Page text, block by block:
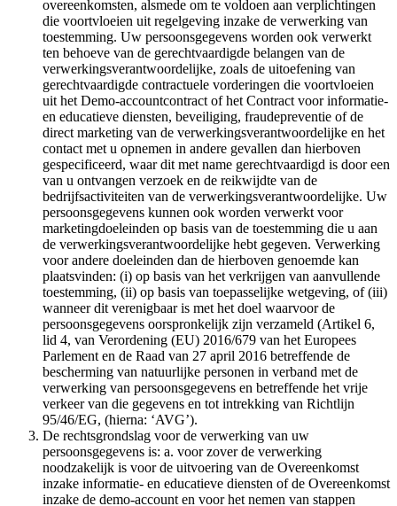
overeenkomsten, alsmede om te voldoen aan verplichtingen
die voortvloeien uit regelgeving inzake de verwerking van
toestemming. Uw persoonsgegevens worden ook verwerkt
ten behoeve van de gerechtvaardigde belangen van de
verwerkingsverantwoordelijke, zoals de uitoefening van
gerechtvaardigde contractuele vorderingen die voortvloeien
uit het Demo-accountcontract of het Contract voor informatie-
en educatieve diensten, beveiliging, fraudepreventie of de
direct marketing van de verwerkingsverantwoordelijke en het
contact met u opnemen in andere gevallen dan hierboven
gespecificeerd, waar dit met name gerechtvaardigd is door een
van u ontvangen verzoek en de reikwijdte van de
bedrijfsactiviteiten van de verwerkingsverantwoordelijke. Uw
persoonsgegevens kunnen ook worden verwerkt voor
marketingdoeleinden op basis van de toestemming die u aan
de verwerkingsverantwoordelijke hebt gegeven. Verwerking
voor andere doeleinden dan de hierboven genoemde kan
plaatsvinden: (i) op basis van het verkrijgen van aanvullende
toestemming, (ii) op basis van toepasselijke wetgeving, of (iii)
wanneer dit verenigbaar is met het doel waarvoor de
persoonsgegevens oorspronkelijk zijn verzameld (Artikel 6,
lid 4, van Verordening (EU) 2016/679 van het Europees
Parlement en de Raad van 27 april 2016 betreffende de
bescherming van natuurlijke personen in verband met de
verwerking van persoonsgegevens en betreffende het vrije
verkeer van die gegevens en tot intrekking van Richtlijn
95/46/EG, (hierna: ‘AVG’).
De rechtsgrondslag voor de verwerking van uw
persoonsgegevens is: a. voor zover de verwerking
noodzakelijk is voor de uitvoering van de Overeenkomst
inzake informatie- en educatieve diensten of de Overeenkomst
inzake de demo-account en voor het nemen van stappen